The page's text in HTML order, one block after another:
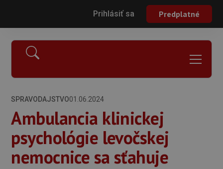
Prihlásiť sa Predplatné
SPRAVODAJSTVO01.06.2024
Ambulancia klinickej
psychológie levočskej
nemocnice sa sťahuje